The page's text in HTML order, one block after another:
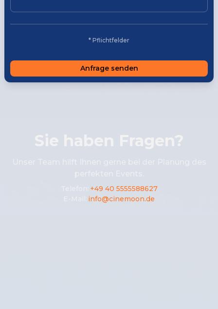
* Pflichtfelder
Anfrage senden
Sie haben Fragen?
+49 40 5555588627
info@cinemoon.de